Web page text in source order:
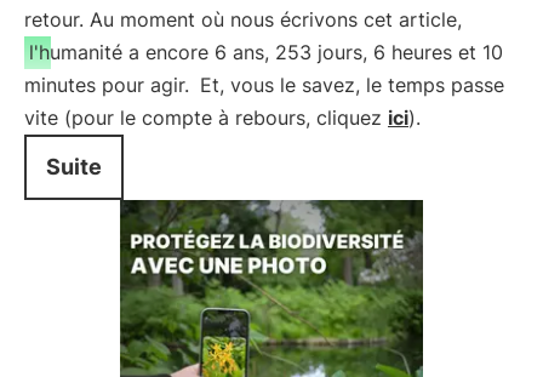
retour. Au moment où nous écrivons cet article,
l'humanité a encore 6 ans, 253 jours, 6 heures et 10
minutes pour agir. Et, vous le savez, le temps passe
vite (pour le compte à rebours, cliquez ici).
Suite